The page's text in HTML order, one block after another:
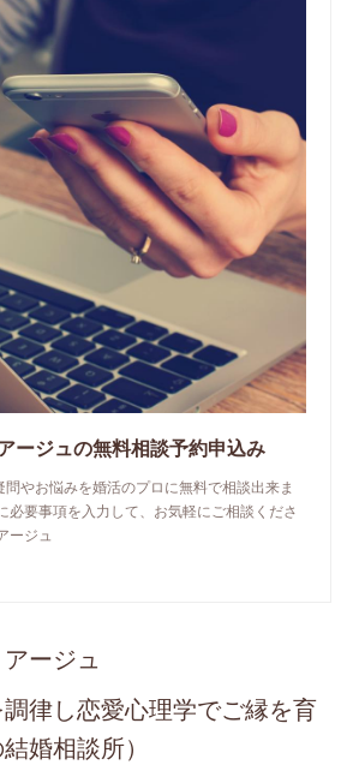
ージュの無料相談予約申込み
やお悩みを婚活のプロに無料で相談出来ま
必要事項を入力して、お気軽にご相談くださ
ージュ
ージュ
調律し恋愛心理学でご縁を育
婚相談所）